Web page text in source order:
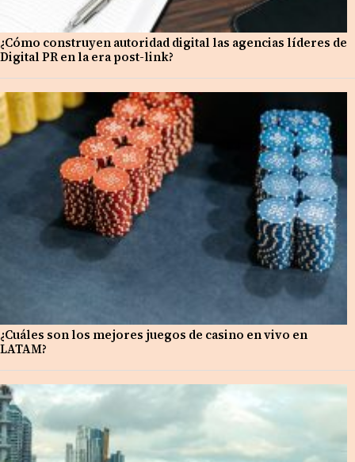
¿Cómo construyen autoridad digital las agencias líderes de
Digital PR en la era post-link?
¿Cuáles son los mejores juegos de casino en vivo en
LATAM?